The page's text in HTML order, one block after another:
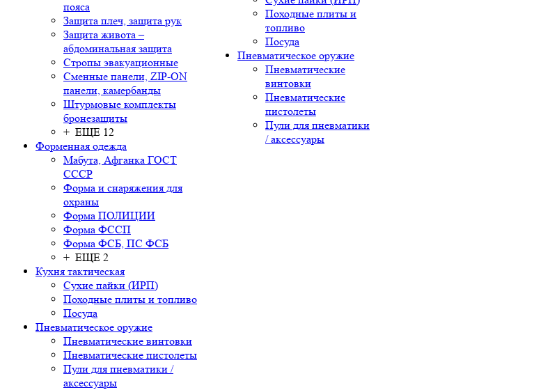
пояса
Защита плеч, защита рук
Защита живота –
абдоминальная защита
Стропы эвакуационные
Сменные панели, ZIP-ON
панели, камербанды
Штурмовые комплекты
бронезащиты
+ ЕЩЕ 12
Форменная одежда
Мабута, Афганка ГОСТ
СССР
Форма и снаряжения для
охраны
Форма ПОЛИЦИИ
Форма ФССП
Форма ФСБ, ПС ФСБ
+ ЕЩЕ 2
Кухня тактическая
Сухие пайки (ИРП)
Походные плиты и топливо
Посуда
Пневматическое оружие
Пневматические винтовки
Пневматические пистолеты
Пули для пневматики /
аксессуары
Походные плиты и
топливо
Посуда
Пневматическое оружие
Пневматические
винтовки
Пневматические
пистолеты
Пули для пневматики
/ аксессуары